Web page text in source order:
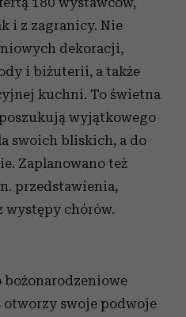
i z zagranicy. Nie
dekoracji,
i biżuterii, a także
kuchni. To świetna
wyjątkowego
swoich bliskich, a do
Zaplanowano też
przedstawienia,
występy chórów.
bożonarodzeniowe
swoje podwoje